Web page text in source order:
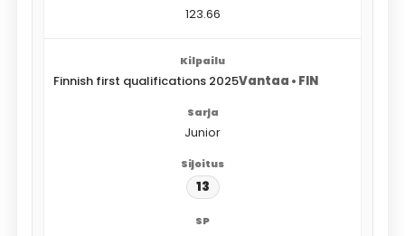
123.66
Finnish first qualifications 2025Vantaa • FIN
Junior
13